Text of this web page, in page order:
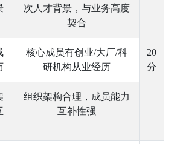
次人才背景，与业务高度
契合
20
分
核心成员有创业/大厂/科
研机构从业经历
组织架构合理，成员能力
互补性强